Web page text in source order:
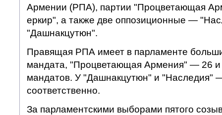
Армении (РПА), партии "Процветающая
еркир", а также две оппозиционные —
"Дашнакцутюн".
Правящая РПА имеет в парламенте
мандата, "Процветающая Армения" — 26
мандатов. У "Дашнакцутюн" и "Наследия"
соответственно.
За парламентскими выборами пятого